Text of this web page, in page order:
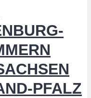
PFALZ